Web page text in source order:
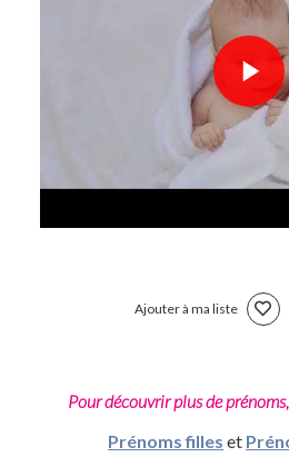
Ajouter à ma liste
Pour découvrir plus de
Prénoms filles et